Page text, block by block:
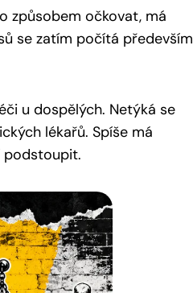
způsobem očkovat, má
se zatím počítá především
u dospělých. Netýká se
lékařů. Spíše má
podstoupit.